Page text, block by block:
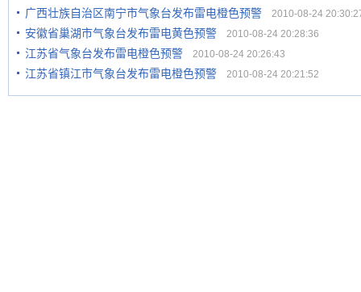
广西壮族自治区南宁市气象台发布雷电橙色预警 2010-08-24
安徽省巢湖市气象台发布雷电黄色预警 2010-08-24 20:28:36
江苏省气象台发布雷电橙色预警 2010-08-24 20:26:43
江苏省镇江市气象台发布雷电橙色预警 2010-08-24 20:21:52